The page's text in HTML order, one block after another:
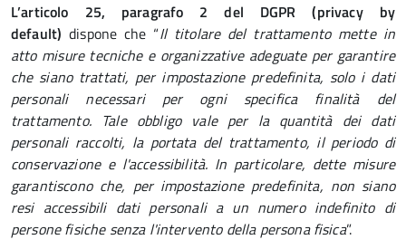
L’articolo 25, paragrafo 2 del DGPR (privacy by
default) dispone che “Il titolare del trattamento mette in
atto misure tecniche e organizzative adeguate per garantire
che siano trattati, per impostazione predefinita, solo i dati
personali necessari per ogni specifica finalità del
trattamento. Tale obbligo vale per la quantità dei dati
personali raccolti, la portata del trattamento, il periodo di
conservazione e l'accessibilità. In particolare, dette misure
garantiscono che, per impostazione predefinita, non siano
resi accessibili dati personali a un numero indefinito di
persone fisiche senza l'intervento della persona fisica”.